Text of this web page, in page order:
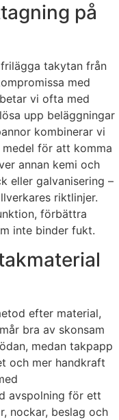
på
takytan från
med
vi ofta med
upp beläggningar
kombinerar vi
medel för att komma
annan kemi och
eller galvanisering –
riktlinjer.
förbättra
inte binder fukt.
efter material,
bra av skonsam
medan takpapp
och mer handkraft
avspolning för ett
nockar, beslag och